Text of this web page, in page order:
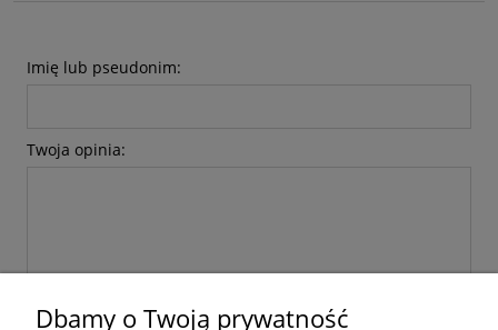
Imię lub pseudonim:
Twoja opinia:
Dbamy o Twoją prywatność